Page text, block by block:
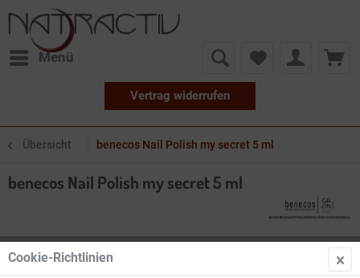
Menü
Vertrag widerrufen
Übersicht benecos Nail Polish my secret 5 ml
benecos Nail Polish my secret 5 ml
Cookie-Richtlinien